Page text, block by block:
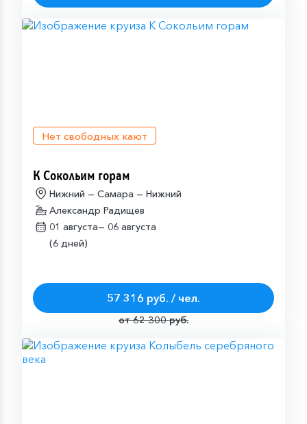
Нет свободных кают
К Сокольим горам
Нижний — Самара — Нижний
Александр Радищев
01 августа— 06 августа
(6 дней)
57 316 руб. / чел.
от 62 300 руб.